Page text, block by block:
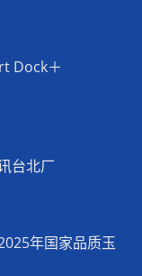
Dock＋
台北厂
年国家品质玉